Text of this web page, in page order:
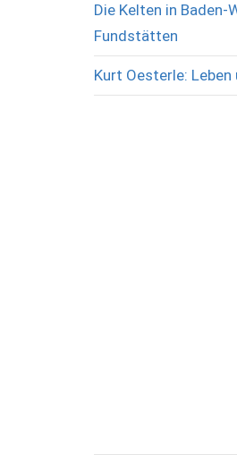
Die Kelten in
Fundstätten
Kurt Oesterle: